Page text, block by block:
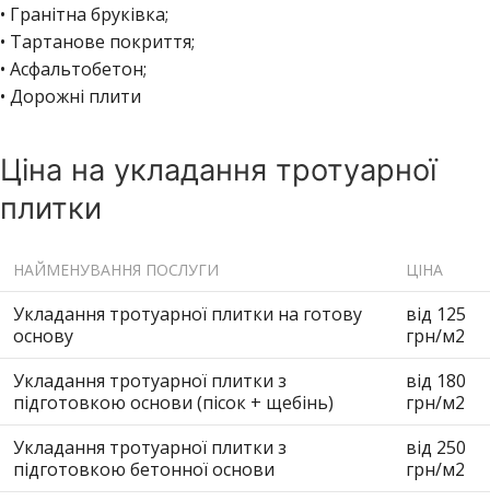
• Гранітна бруківка;
• Тартанове покриття;
• Асфальтобетон;
• Дорожні плити
Ціна на укладання тротуарної
плитки
НАЙМЕНУВАННЯ ПОСЛУГИ ЦІНА
Укладання тротуарної плитки на готову
основу
від 125
грн/м2
Укладання тротуарної плитки з
підготовкою основи (пісок + щебінь)
від 180
грн/м2
Укладання тротуарної плитки з
підготовкою бетонної основи
від 250
грн/м2